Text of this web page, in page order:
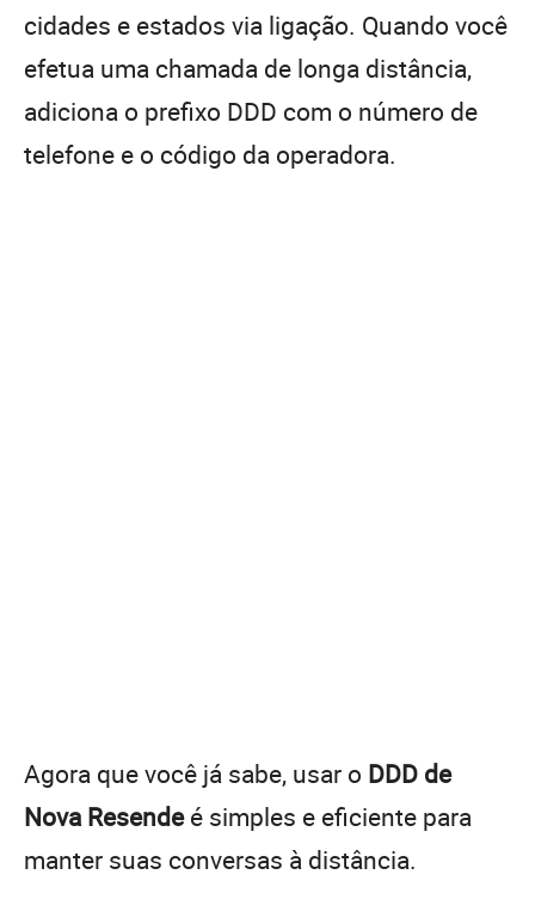
cidades e estados via ligação. Quando você
efetua uma chamada de longa distância,
adiciona o prefixo DDD com o número de
telefone e o código da operadora.
Agora que você já sabe, usar o DDD de
Nova Resendeé simples e eficiente para
manter suas conversas à distância.